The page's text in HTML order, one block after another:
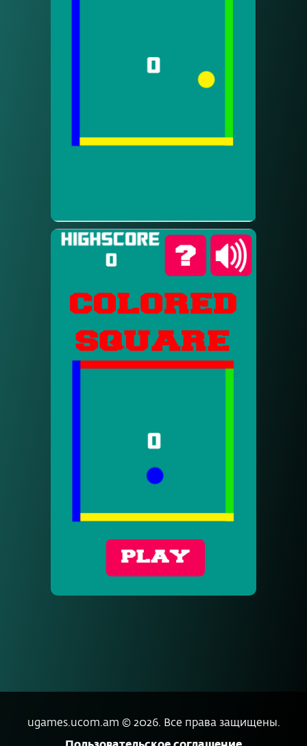
ugames.ucom.am © 2026. Все права защищены.